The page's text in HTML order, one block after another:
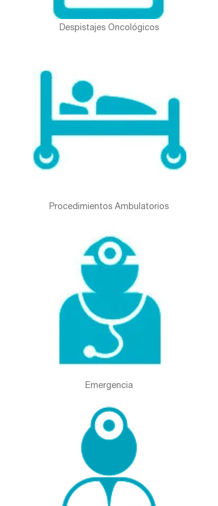
Despistajes Oncológicos
Procedimientos Ambulatorios
Emergencia